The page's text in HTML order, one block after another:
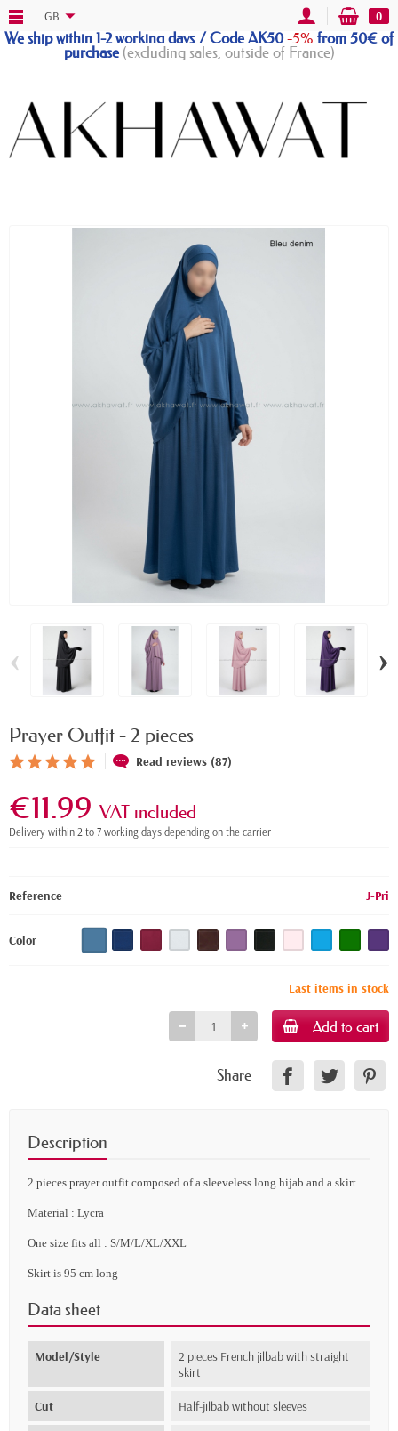
We ship within 1-2 working days / Code AK50-5% from 50€ of
purchase(excluding sales, outside of France)
GB 0
‹ ›
Prayer Outfit - 2 pieces
Read reviews (87)
€11.99 VAT included
Delivery within 2 to 7 working days depending on the carrier
Reference J-Pri
Color
Last items in stock
Add to cart
Share
Description
2 pieces prayer outfit composed of a sleeveless long hijab and a skirt.
Material : Lycra
One size fits all : S/M/L/XL/XXL
Skirt is 95 cm long
Data sheet
Model/Style
2 pieces French jilbab with straight
skirt
Cut Half-jilbab without sleeves